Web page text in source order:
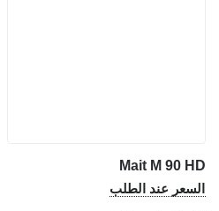
Mait M 90 HD
السعر عند الطلب